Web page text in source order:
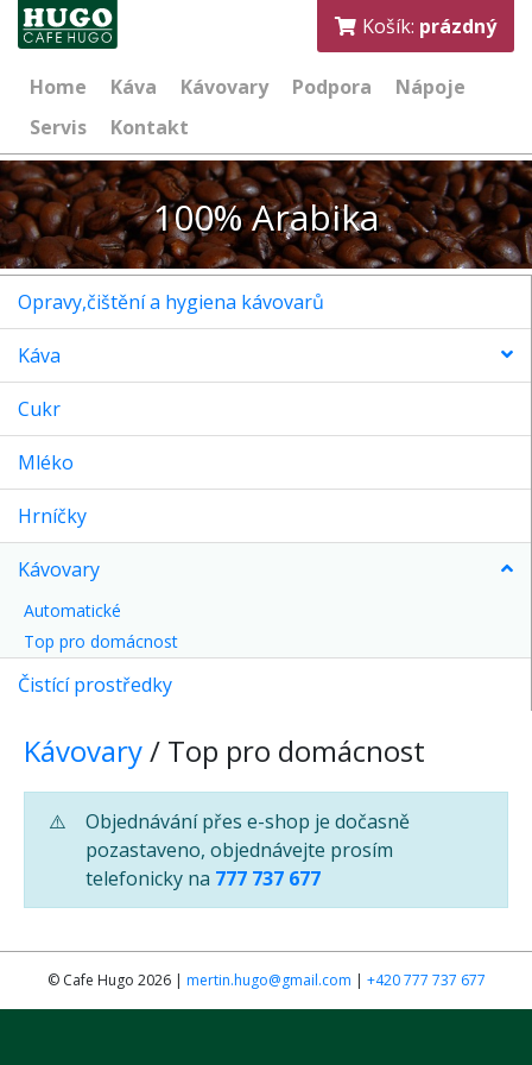
Home Káva Kávovary Podpora
Nápoje
Servis
Kontakt
Košík: prázdný
100% Arabika
Opravy,čištění a hygiena kávovarů
Káva
Cukr
Mléko
Hrníčky
Kávovary
Automatické
Top pro domácnost
Čistící prostředky
Kávovary/ Top pro domácnost
⚠️
Objednávání přes e-shop je dočasně
pozastaveno, objednávejte prosím
telefonicky na 777 737 677
© Cafe Hugo 2026 | mertin.hugo@gmail.com | +420 777 737 677